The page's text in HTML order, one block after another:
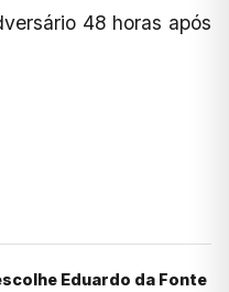
48 horas após
Eduardo da Fonte